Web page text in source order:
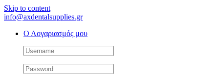
Skip to content
info@axdentalsupplies.gr
Ο Λογαριασμός μου